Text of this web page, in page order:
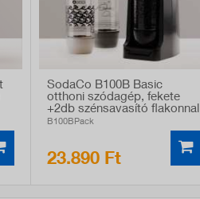
SodaCo B100B Basic
otthoni szódagép, fekete
+2db szénsavasító flakonnal
B100BPack
23.890 Ft